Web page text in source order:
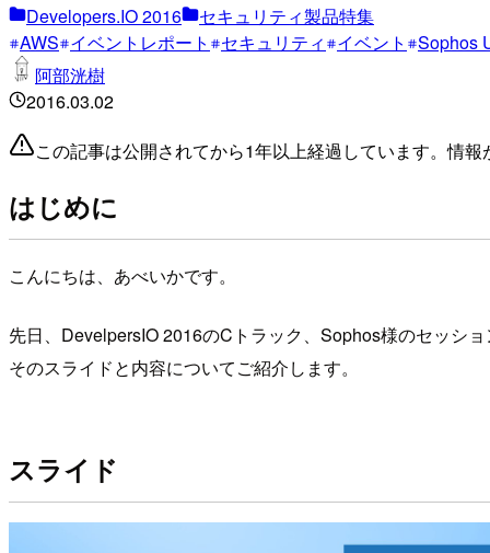
Developers.IO 2016
セキュリティ製品特集
AWS イベントレポート セキュリティ イベント
Sophos
阿部洸樹
2016.03.02
この記事は公開されてから1年以上経過しています。情
はじめに
こんにちは、あべいかです。
先日、DevelpersIO 2016のCトラック、Sophos様のセッシ
そのスライドと内容についてご紹介します。
スライド